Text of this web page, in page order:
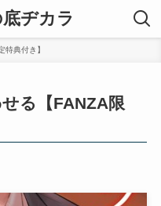
ヂカラ
特典付き】
る【FANZA限